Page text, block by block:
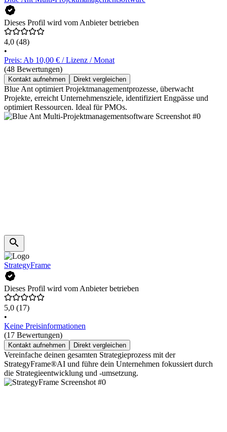
Dieses Profil wird vom Anbieter betrieben
4,0 (48)
•
Preis: Ab 10,00 € / Lizenz / Monat
(48 Bewertungen)
Kontakt aufnehmen Direkt vergleichen
Blue Ant optimiert Projektmanagementprozesse, überwacht
Projekte, erreicht Unternehmensziele, identifiziert Engpässe und
optimiert Ressourcen. Ideal für PMOs.
StrategyFrame
Dieses Profil wird vom Anbieter betrieben
5,0 (17)
•
Keine Preisinformationen
(17 Bewertungen)
Kontakt aufnehmen Direkt vergleichen
Vereinfache deinen gesamten Strategieprozess mit der
StrategyFrame®AI und führe dein Unternehmen fokussiert durch
die Strategieentwicklung und -umsetzung.